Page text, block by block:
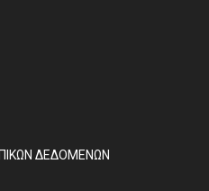
ΔΕΔΟΜΕΝΩΝ